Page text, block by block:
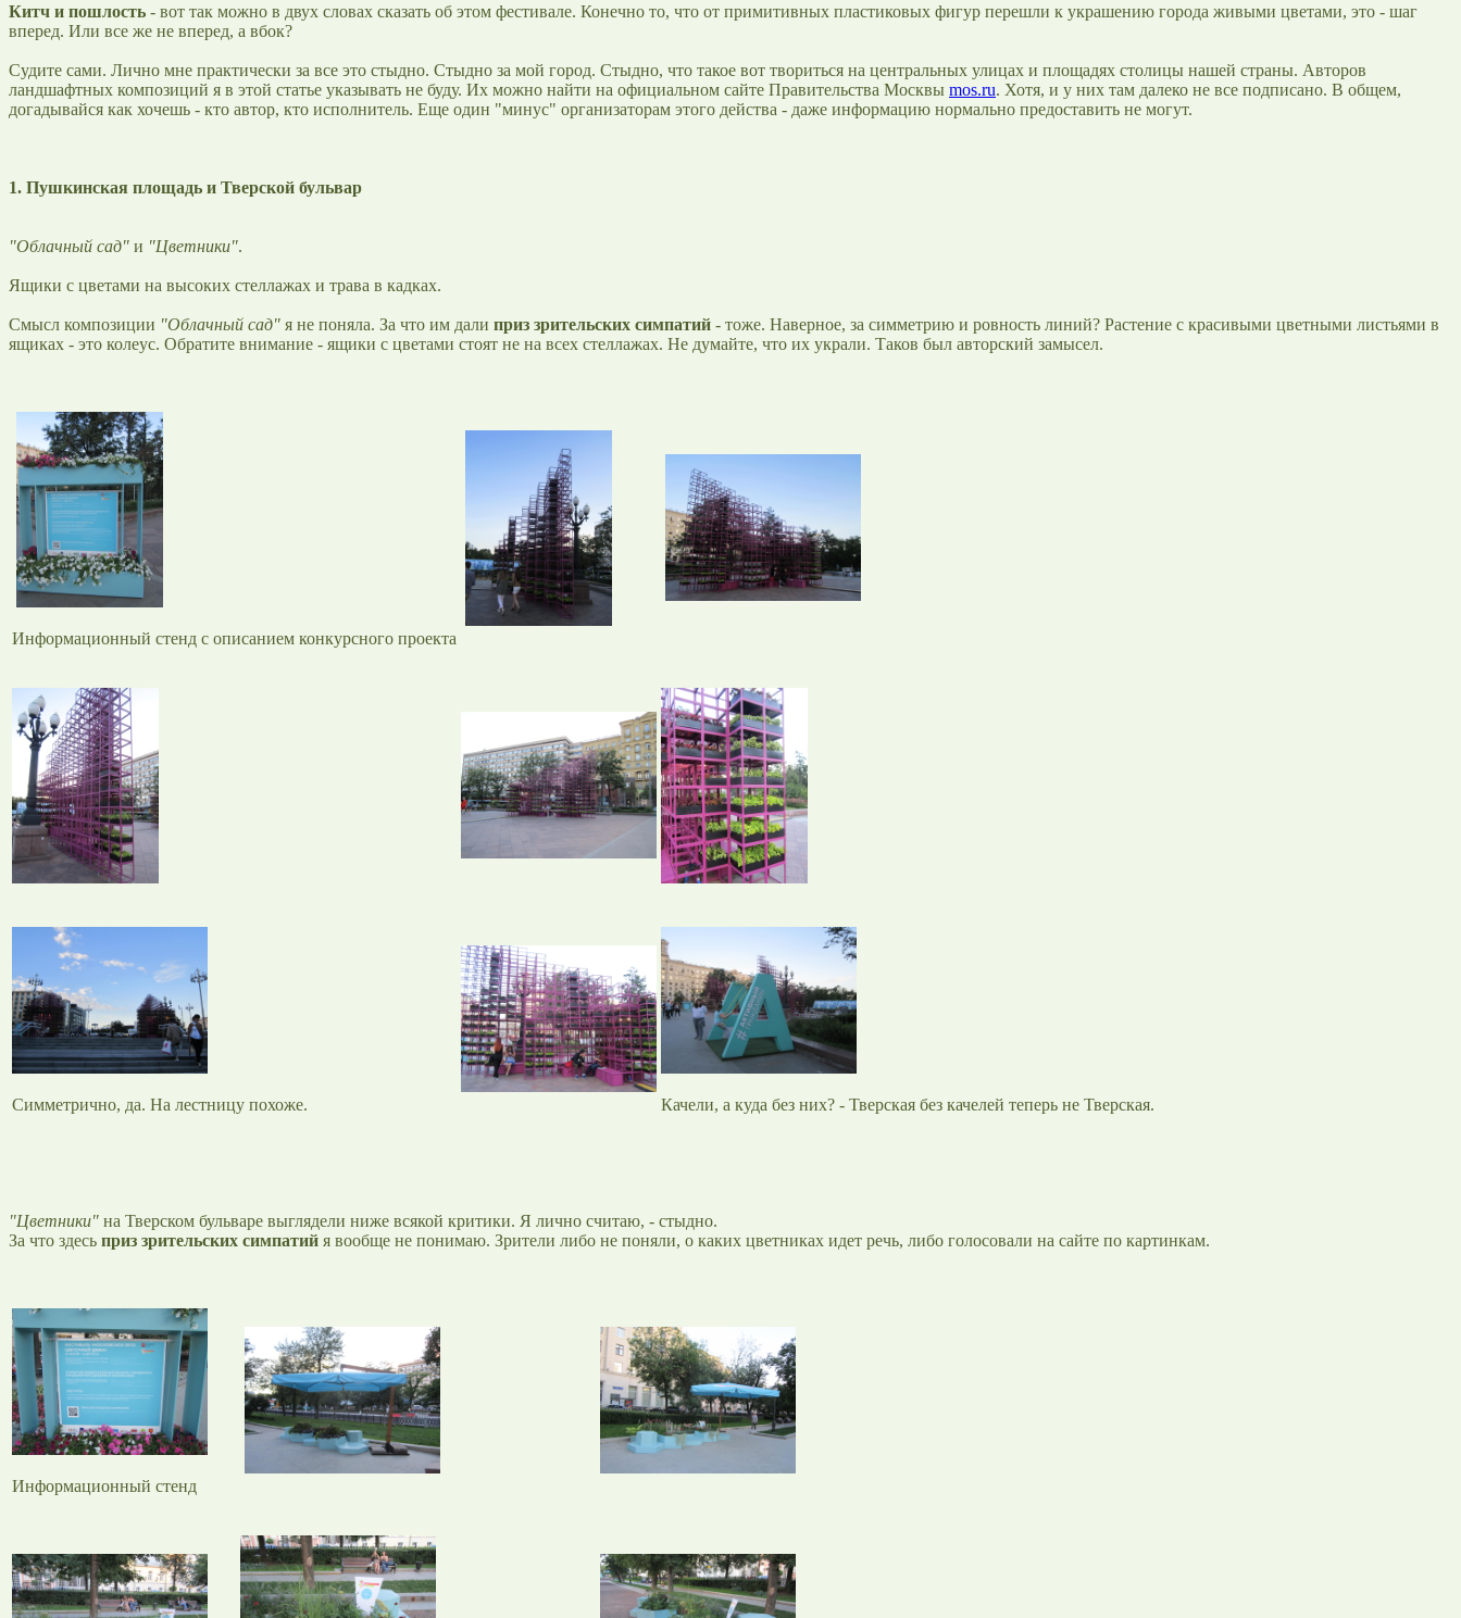
Китч и пошлость - вот так можно в двух словах сказать об этом фестивале. Конечно то, что от примитивных пластиковых фигур перешли к украшению города живыми цветами, это - шаг
вперед. Или все же не вперед, а вбок?
Судите сами. Лично мне практически за все это стыдно. Стыдно за мой город. Стыдно, что такое вот твориться на центральных улицах и площадях столицы нашей страны. Авторов
ландшафтных композиций я в этой статье указывать не буду. Их можно найти на официальном сайте Правительства Москвы mos.ru. Хотя, и у них там далеко не все подписано. В общем,
догадывайся как хочешь - кто автор, кто исполнитель. Еще один "минус" организаторам этого действа - даже информацию нормально предоставить не могут.
1. Пушкинская площадь и Тверской бульвар
"Облачный сад" и "Цветники".
Ящики с цветами на высоких стеллажах и трава в кадках.
Смысл композиции "Облачный сад" я не поняла. За что им дали приз зрительских симпатий - тоже. Наверное, за симметрию и ровность линий? Растение с красивыми цветными листьями в
ящиках - это колеус. Обратите внимание - ящики с цветами стоят не на всех стеллажах. Не думайте, что их украли. Таков был авторский замысел.
Информационный стенд с описанием конкурсного проекта
Симметрично, да. На лестницу похоже. Качели, а куда без них? - Тверская без качелей теперь не Тверская.
"Цветники" на Тверском бульваре выглядели ниже всякой критики. Я лично считаю, - стыдно.
За что здесь приз зрительских симпатий я вообще не понимаю. Зрители либо не поняли, о каких цветниках идет речь, либо голосовали на сайте по картинкам.
Информационный стенд